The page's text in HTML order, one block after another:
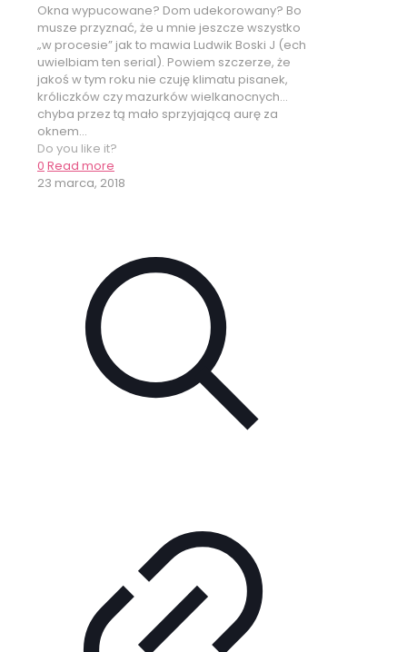
Okna wypucowane? Dom udekorowany? Bo
musze przyznać, że u mnie jeszcze wszystko
„w procesie” jak to mawia Ludwik Boski J (ech
uwielbiam ten serial). Powiem szczerze, że
jakoś w tym roku nie czuję klimatu pisanek,
króliczków czy mazurków wielkanocnych…
chyba przez tą mało sprzyjającą aurę za
oknem...
Do you like it?
0 Read more
23 marca, 2018